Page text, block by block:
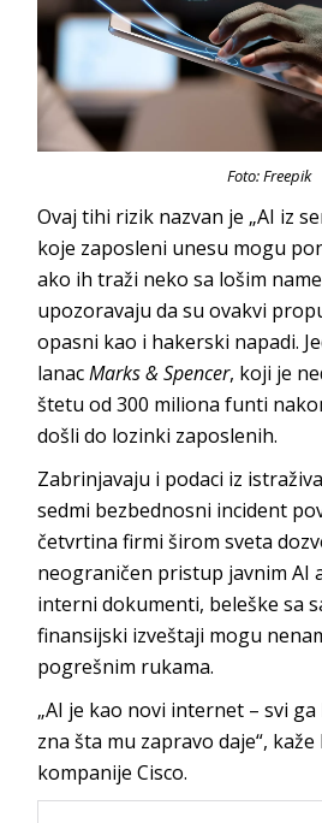
Foto: Freepik
Ovaj tihi rizik nazvan je „AI iz
koje zaposleni unesu mogu
ako ih traži neko sa lošim
upozoravaju da su ovakvi
opasni kao i hakerski napadi.
lanacMarks & Spencer, koji je
štetu od 300 miliona funti
došli do lozinki zaposlenih.
Zabrinjavaju i podaci iz
sedmi bezbednosni incident
četvrtina firmi širom sveta
neograničen pristup javnim AI
interni dokumenti, beleške sa
finansijski izveštaji mogu
pogrešnim rukama.
„AI je kao novi internet – svi
zna šta mu zapravo daje“,
kompanije Cisco.